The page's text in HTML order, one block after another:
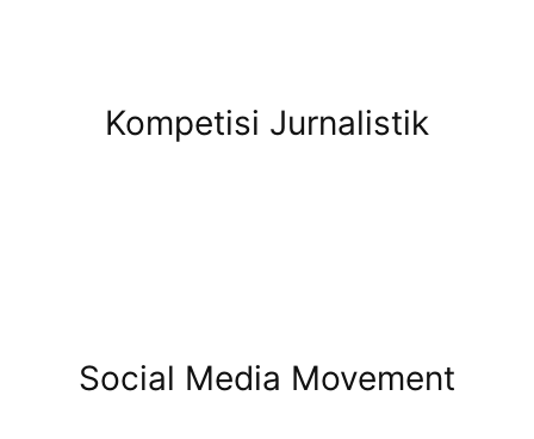
Kompetisi Jurnalistik
Social Media Movement